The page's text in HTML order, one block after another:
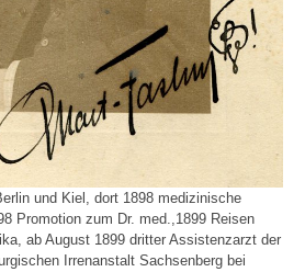
und Kiel, dort 1898 medizinische
Promotion zum Dr. med.,1899 Reisen
ab August 1899 dritter Assistenzarzt der
Irrenanstalt Sachsenberg bei